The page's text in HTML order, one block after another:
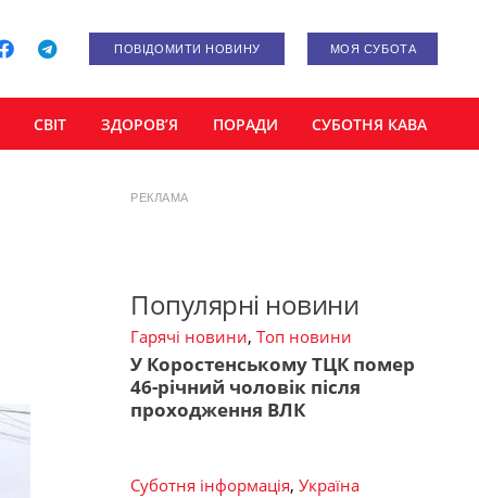
ПОВІДОМИТИ НОВИНУ МОЯ СУБОТА
СВІТ ЗДОРОВ’Я ПОРАДИ СУБОТНЯ КАВА
РЕКЛАМА
Популярні новини
Гарячі новини, Топ новини
У Коростенському ТЦК помер
46-річний чоловік після
проходження ВЛК
Суботня інформація, Україна